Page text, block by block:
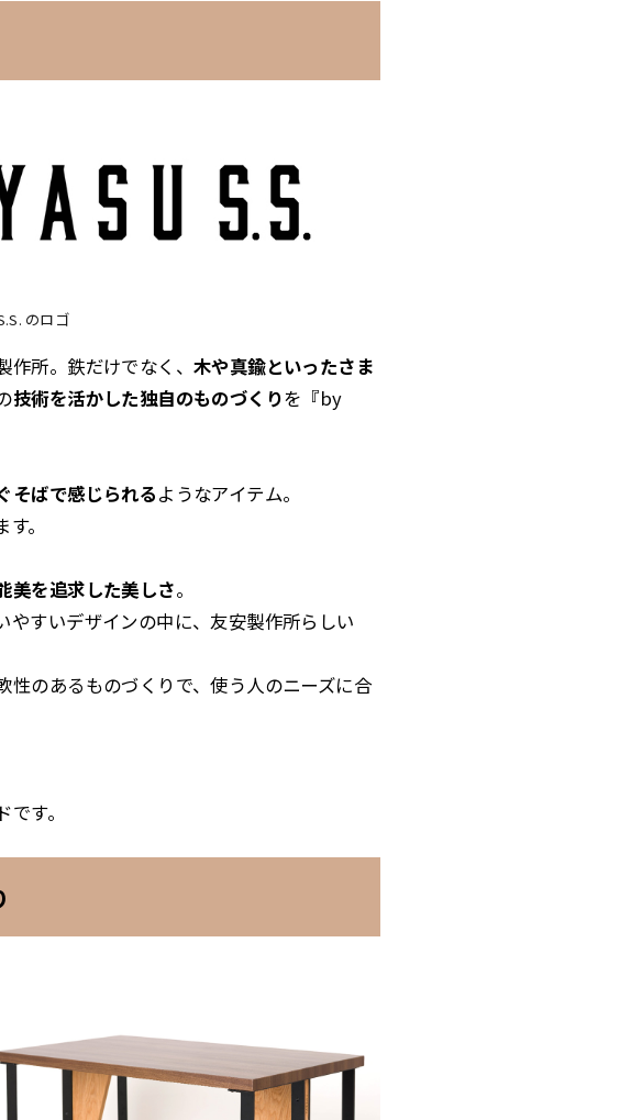
のロゴ
作所。鉄だけでなく、木や真鍮といったさま
技術を活かした独自のものづくりを『by
そばで感じられるようなアイテム。
。
美を追求した美しさ。
やすいデザインの中に、友安製作所らしい
性のあるものづくりで、使う人のニーズに合
す。